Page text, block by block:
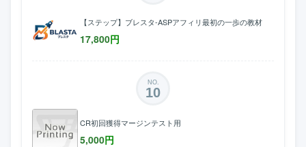
【ステップ】ブレスタ-ASPアフィリ最初の一歩の教材
17,800円
NO.
10
CR初回獲得マージンテスト用
5,000円